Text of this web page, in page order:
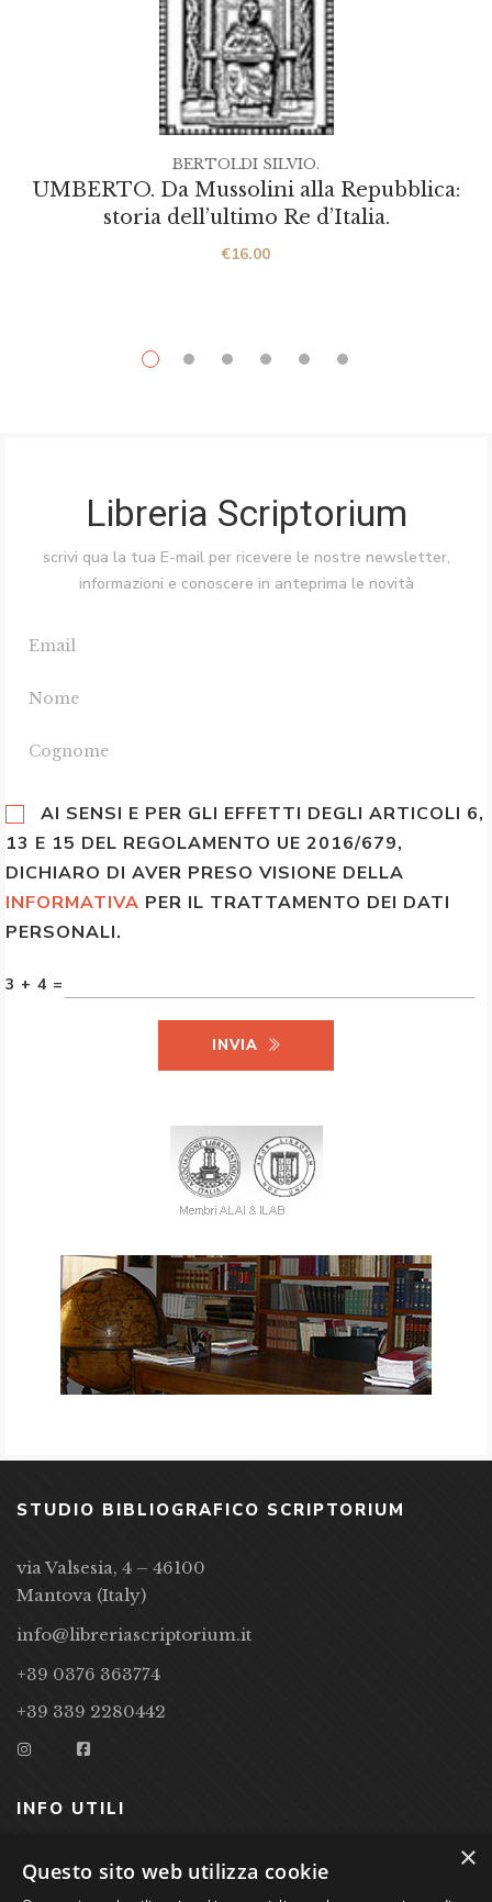
UMBERTO. Da Mussolini alla Repubblica:
storia dell’ultimo Re d’Italia.
€16.00
BERTOLDI SILVIO.
Libreria Scriptorium
scrivi qua la tua E-mail per ricevere le nostre newsletter,
informazioni e conoscere in anteprima le novità
AI SENSI E PER GLI EFFETTI DEGLI ARTICOLI 6,
13 E 15 DEL REGOLAMENTO UE 2016/679,
DICHIARO DI AVER PRESO VISIONE DELLA
INFORMATIVA PER IL TRATTAMENTO DEI DATI
PERSONALI.
3 + 4 =
INVIA
STUDIO BIBLIOGRAFICO SCRIPTORIUM
via Valsesia, 4 – 46100
Mantova (Italy)
info@libreriascriptorium.it
+39 0376 363774
+39 339 2280442
INFO UTILI
CONDIZIONI DI VENDITA
×
Questo sito web utilizza cookie